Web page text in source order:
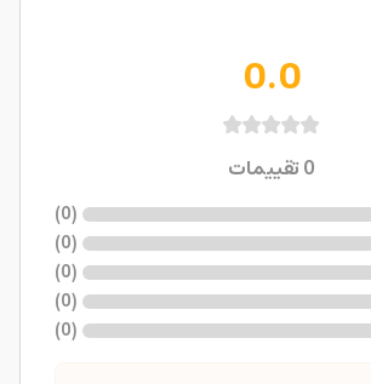
0.0
0تقييمات
(
0
)
(
0
)
(
0
)
(
0
)
(
0
)